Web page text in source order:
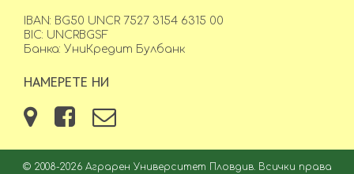
IBAN: BG50 UNCR 7527 3154 6315 00
BIC: UNCRBGSF
Банка: УниКредит Булбанк
НАМЕРЕТЕ НИ
© 2008-2026 Аграрен Университет Пловдив. Всички права